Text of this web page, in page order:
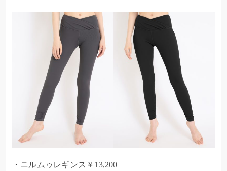
・ ニルムゥレギンス￥13,200